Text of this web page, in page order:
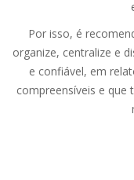
Por isso, é
organize, centralize e
e confiável, em
compreensíveis e que